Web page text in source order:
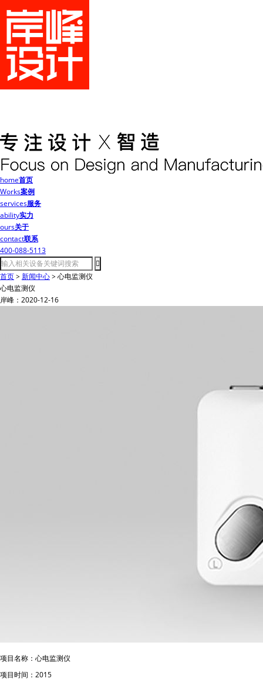
home首页
Works案例
services服务
ability实力
ours关于
contact联系
400-088-5113
首页> 新闻中心> 心电监测仪
心电监测仪
岸峰：2020-12-16
项目名称：心电监测仪
项目时间： 2015